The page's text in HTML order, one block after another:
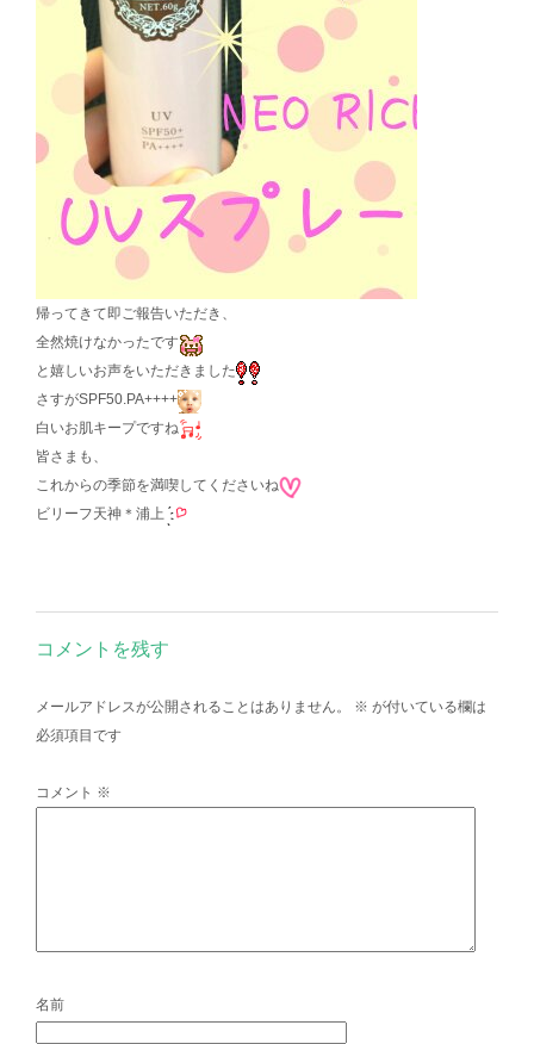
帰ってきて即ご報告いただき、
全然焼けなかったです
と嬉しいお声をいただきました
さすがSPF50.PA++++
白いお肌キープですね
皆さまも、
これからの季節を満喫してくださいね
ビリーフ天神＊浦上
コメントを残す
メールアドレスが公開されることはありません。 ※ が付いている欄は
必須項目です
コメント ※
名前